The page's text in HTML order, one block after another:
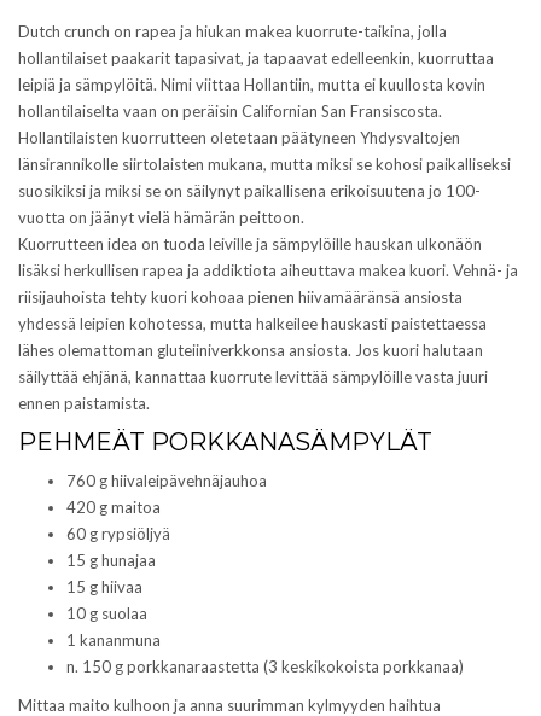
w
t
t
r
i
s
s
ä
(
A
a
u
u
u
u
u
d
e
s
a
i
k
k
u
a
s
s
a
)
a
e
b
o
o
k
i
s
s
a
(
A
v
a
t
u
u
u
u
d
e
s
a
k
k
u
n
a
s
s
a
)
Dutch crunch on rapea ja hiukan makea kuorrute-taikina, jolla
hollantilaiset paakarit tapasivat, ja tapaavat edelleenkin, kuorruttaa
leipiä ja sämpylöitä. Nimi viittaa Hollantiin, mutta ei kuullosta kovin
hollantilaiselta vaan on peräisin Californian San Fransiscosta.
Hollantilaisten kuorrutteen oletetaan päätyneen Yhdysvaltojen
länsirannikolle siirtolaisten mukana, mutta miksi se kohosi paikalliseksi
suosikiksi ja miksi se on säilynyt paikallisena erikoisuutena jo 100-
vuotta on jäänyt vielä hämärän peittoon.
Kuorrutteen idea on tuoda leiville ja sämpylöille hauskan ulkonäön
lisäksi herkullisen rapea ja addiktiota aiheuttava makea kuori. Vehnä- ja
riisijauhoista tehty kuori kohoaa pienen hiivamääränsä ansiosta
yhdessä leipien kohotessa, mutta halkeilee hauskasti paistettaessa
lähes olemattoman gluteiiniverkkonsa ansiosta. Jos kuori halutaan
säilyttää ehjänä, kannattaa kuorrute levittää sämpylöille vasta juuri
ennen paistamista.
PEHMEÄT PORKKANASÄMPYLÄT
760 g hiivaleipävehnäjauhoa
420 g maitoa
60 g rypsiöljyä
15 g hunajaa
15 g hiivaa
10 g suolaa
1 kananmuna
n. 150 g porkkanaraastetta (3 keskikokoista porkkanaa)
Mittaa maito kulhoon ja anna suurimman kylmyyden haihtua